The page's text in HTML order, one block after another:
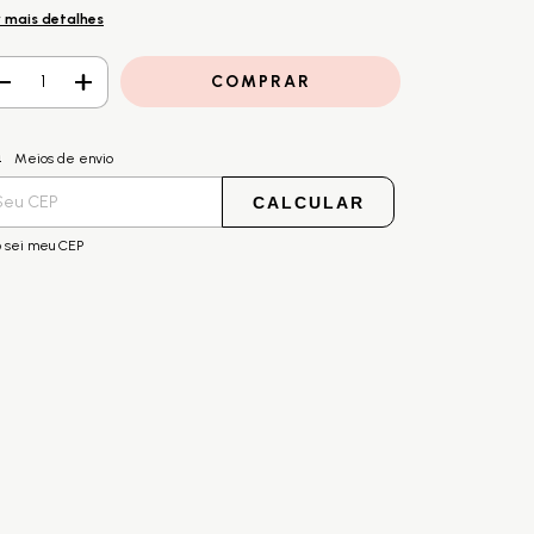
mais detalhes
para o CEP:
Meios de envio
CALCULAR
sei meu CEP